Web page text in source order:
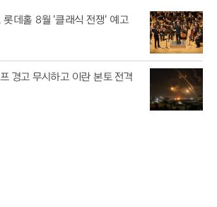
롯데홀 8월 '클래식 전쟁' 예고
경고 무시하고 이란 본토 전격